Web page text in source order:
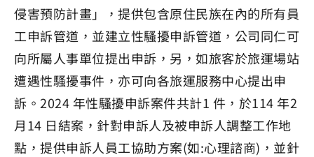
侵害預防計畫」，提供包含原住民族在內的所有員
工申訴管道，並建立性騷擾申訴管道，公司同仁可
向所屬人事單位提出申訴，另，如旅客於旅運場站
遭遇性騷擾事件，亦可向各旅運服務中心提出申
訴。2024 年性騷擾申訴案件共計1 件，於114 年2
月14 日結案，針對申訴人及被申訴人調整工作地
點，提供申訴人員工協助方案(如:心理諮商)，並針